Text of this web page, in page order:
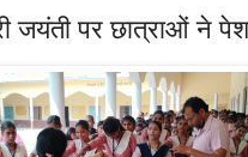
जयंती पर छात्राओं ने